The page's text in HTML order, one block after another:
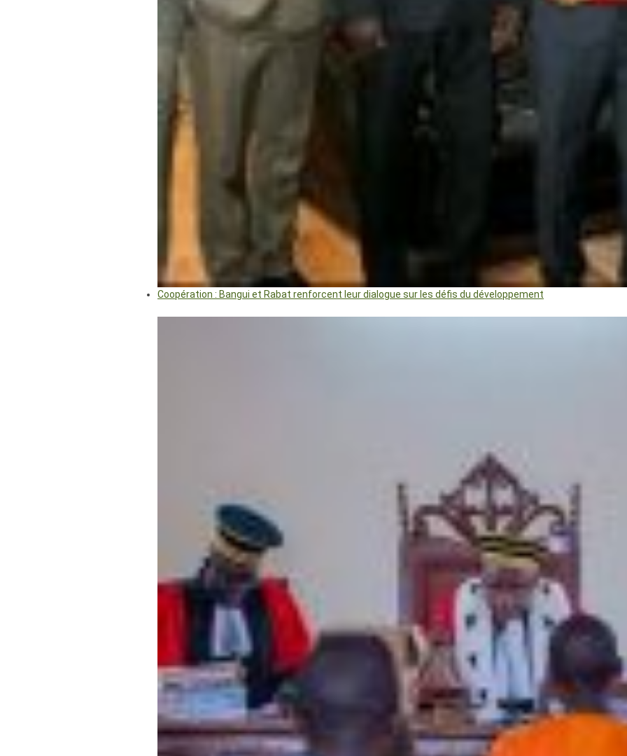
Coopération : Bangui et Rabat renforcent leur dialogue sur les défis du développement